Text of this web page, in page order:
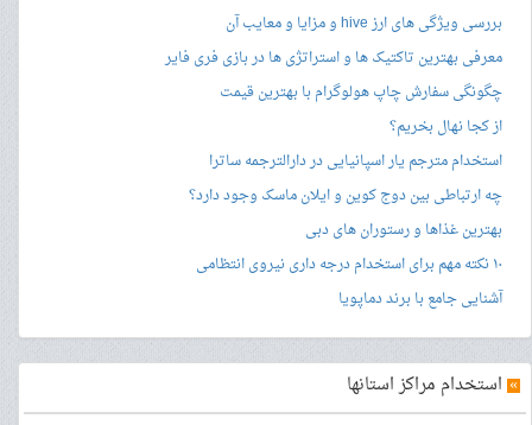
بررسی ویژگی های ارز hive و مزایا و معایب آن
معرفی بهترین تاکتیک ها و استراتژی ها در بازی فری فایر
چگونگی سفارش چاپ هولوگرام با بهترین قیمت
از کجا نهال بخریم؟
استخدام مترجم یار اسپانیایی در دارالترجمه ساترا
چه ارتباطی بین دوج کوین و ایلان ماسک وجود دارد؟
بهترین غذاها و رستوران های دبی
۱۰ نکته مهم برای استخدام درجه داری نیروی انتظامی
آشنایی جامع با برند دماپویا
» استخدام مراکز استانها